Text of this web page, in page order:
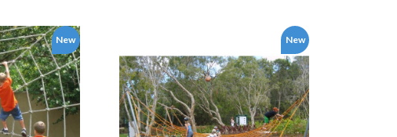
New New